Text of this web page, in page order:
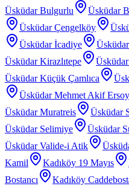
Üsküdar Bulgurlu Üsküdar
Üsküdar Çengelköy
Üsküdar İcadiye
Üsküdar Kirazlıtepe
Üsküdar Küçük Çamlıca
Üsküdar Mehmet Akif Ersoy
Üsküdar Muratreis
Üsküdar
Üsküdar Selimiye
Üsküdar
Üsküdar Valide-i Atik
Kamil
Kadıköy 19 Mayıs
Bostancı
Kadıköy